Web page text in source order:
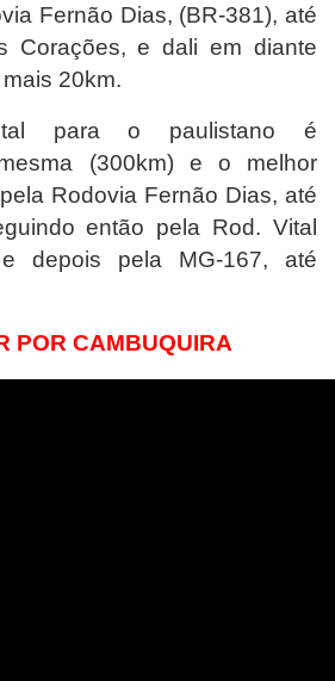
Fernão Dias, (BR-381), até
Corações, e dali em diante
20km.
para o paulistano é
(300km) e o melhor
Rodovia Fernão Dias, até
então pela Rod. Vital
depois pela MG-167, até
POR CAMBUQUIRA